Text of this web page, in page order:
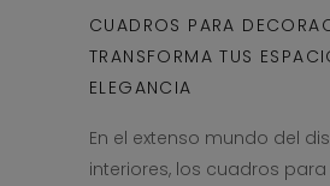
CUADROS PARA
TRANSFORMA TUS
ELEGANCIA
En el extenso mundo del
interiores, los cuadros